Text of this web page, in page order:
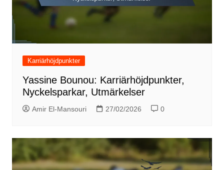
Karriärhöjdpunkter
Yassine Bounou: Karriärhöjdpunkter,
Nyckelsparkar, Utmärkelser
Amir El-Mansouri 27/02/2026 0